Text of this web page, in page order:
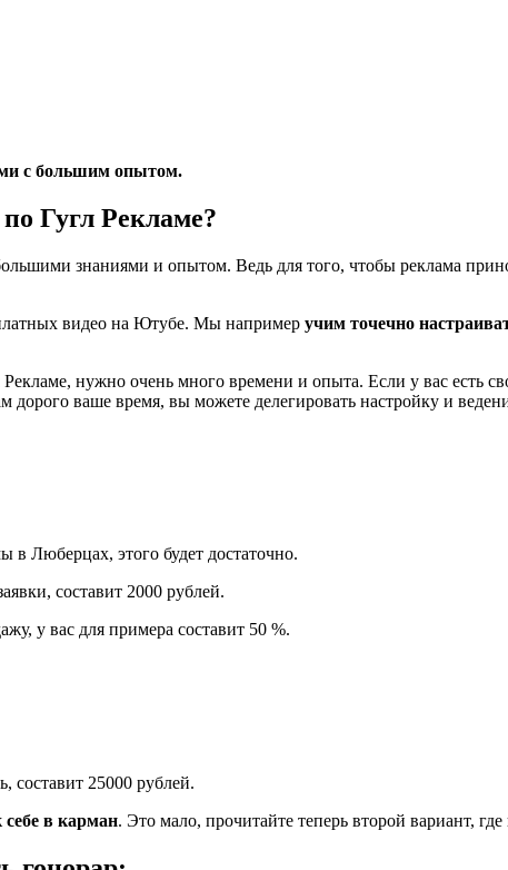
с большим опытом.
Гугл Рекламе?
знаниями и опытом. Ведь для того, чтобы реклама
видео на Ютубе. Мы например учим точечно
нужно очень много времени и опыта. Если у вас есть
ваше время, вы можете делегировать настройку и
Люберцах, этого будет достаточно.
составит 2000 рублей.
у вас для примера составит 50 %.
составит 25000 рублей.
себе в карман. Это мало, прочитайте теперь второй вариант,